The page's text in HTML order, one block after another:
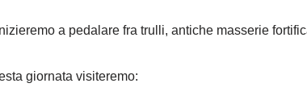
a pedalare fra trulli, antiche masserie
giornata visiteremo: